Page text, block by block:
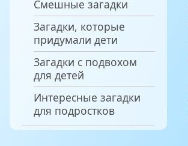
Смешные загадки
Загадки, которые
придумали дети
Загадки с подвохом
для детей
Интересные загадки
для подростков